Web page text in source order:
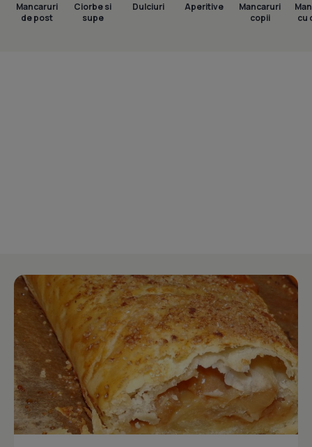
Mancaruri
de post
Ciorbe si
supe
Dulciuri Aperitive
Mancaruri
copii
cu